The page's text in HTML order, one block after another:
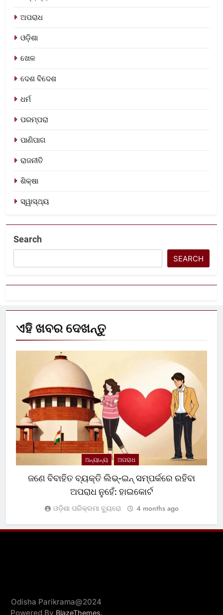
ଅପରାଧ
ଓଡ଼ିଶା
ଖେଳ
ଦେଶ ବିଦେଶ
ଧର୍ମ
ପରମ୍ପରା
ପାଣିପାଗ
ରାଜନୀତି
ଶିକ୍ଷା
ସ୍ୱାସ୍ଥ୍ୟ
Search
SEARCH
ଏହି ଖବର ଦେଖନ୍ତୁ
ଅନ୍ୟାନ୍ୟ ଅପରାଧ
ଜଣେ ବିବାହିତ ବ୍ୟକ୍ତି ଲିଭ୍-ଇନ୍ ସମ୍ପର୍କରେ ରହିବା
ଅପରାଧ ନୁହେଁ: ହାଇକୋର୍ଟ
ଓଡ଼ିଶା ପରିକ୍ରମା ବ୍ୟୁରୋ 4 months ago
Odisha Parikrama@2024
Powered By BlazeThemes.